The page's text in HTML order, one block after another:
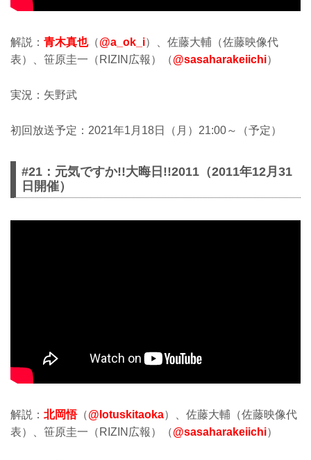
解説： 青木真也（@a_ok_i）、佐藤大輔（佐藤映像代
表）、笹原圭一（RIZIN広報）（@sasaharakeiichi）
実況：矢野武
初回放送予定：2021年1月18日（月）21:00～（予定）
#21：元気ですか!!大晦日!!2011（2011年12月31
日開催）
解説： 北岡悟（@lotuskitaoka）、佐藤大輔（佐藤映像代
表）、笹原圭一（RIZIN広報）（@sasaharakeiichi）